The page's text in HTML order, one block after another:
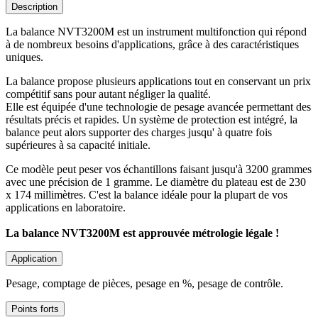
Description
La balance NVT3200M est un instrument multifonction qui répond
à de nombreux besoins d'applications, grâce à des caractéristiques
uniques.
La balance propose plusieurs applications tout en conservant un prix
compétitif sans pour autant négliger la qualité.
Elle est équipée d'une technologie de pesage avancée permettant des
résultats précis et rapides. Un système de protection est intégré, la
balance peut alors supporter des charges jusqu' à quatre fois
supérieures à sa capacité initiale.
Ce modèle peut peser vos échantillons faisant jusqu'à 3200 grammes
avec une précision de 1 gramme. Le diamètre du plateau est de 230
x 174 millimètres. C'est la balance idéale pour la plupart de vos
applications en laboratoire.
La balance NVT3200M est approuvée métrologie légale !
Application
Pesage, comptage de pièces, pesage en %, pesage de contrôle.
Points forts